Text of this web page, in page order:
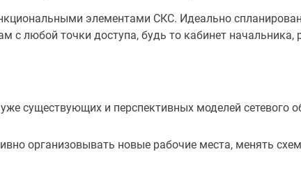
элементами СКС. Идеально
любой точки доступа, будь то кабинет начальника,
существующих и перспективных моделей сетевого
организовывать новые рабочие места, менять